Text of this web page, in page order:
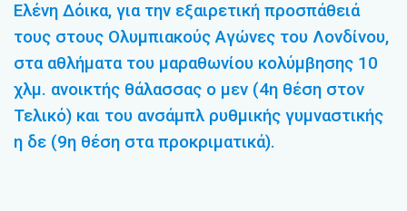
Ελένη Δόικα, για την εξαιρετική προσπάθειά
τους στους Ολυμπιακούς Αγώνες του Λονδίνου,
στα αθλήματα του μαραθωνίου κολύμβησης 10
χλμ. ανοικτής θάλασσας ο μεν (4η θέση στον
Τελικό) και του ανσάμπλ ρυθμικής γυμναστικής
η δε (9η θέση στα προκριματικά).